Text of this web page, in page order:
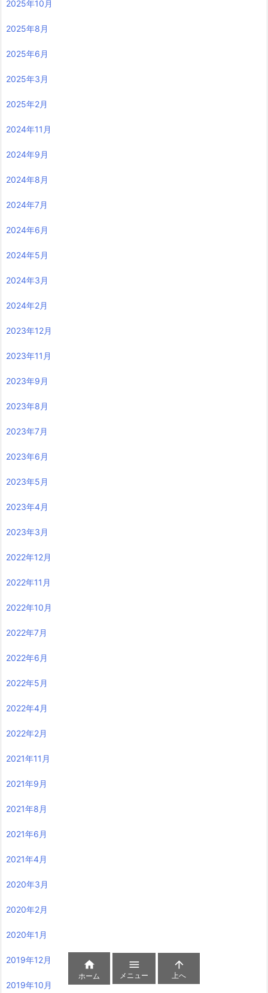
2025年10月
2025年8月
2025年6月
2025年3月
2025年2月
2024年11月
2024年9月
2024年8月
2024年7月
2024年6月
2024年5月
2024年3月
2024年2月
2023年12月
2023年11月
2023年9月
2023年8月
2023年7月
2023年6月
2023年5月
2023年4月
2023年3月
2022年12月
2022年11月
2022年10月
2022年7月
2022年6月
2022年5月
2022年4月
2022年2月
2021年11月
2021年9月
2021年8月
2021年6月
2021年4月
2020年3月
2020年2月
2020年1月
2019年12月
2019年10月

ホーム

メニュー

上へ